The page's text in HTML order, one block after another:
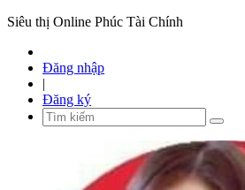
Siêu thị Online Phúc Tài Chính
Đăng nhập
|
Đăng ký